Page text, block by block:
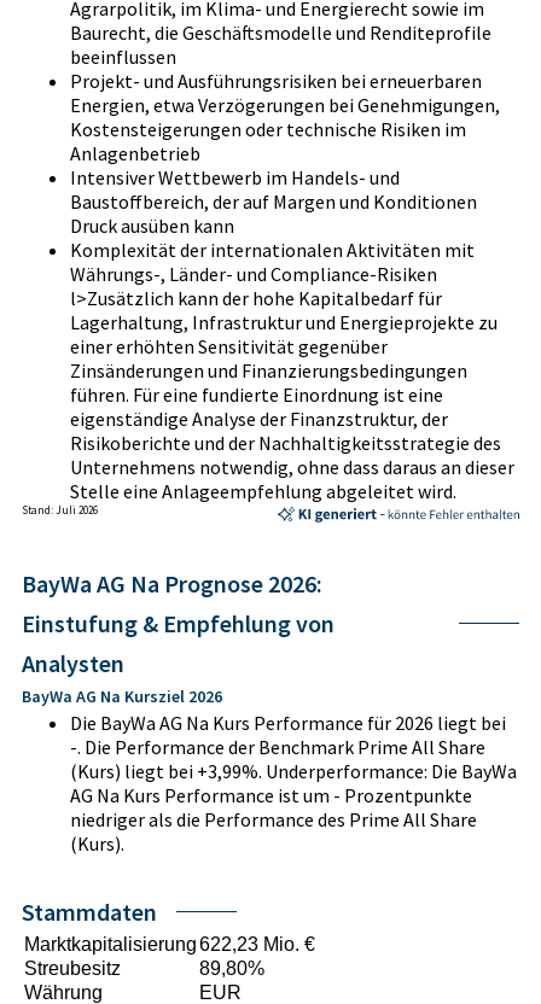
Agrarpolitik, im Klima- und Energierecht sowie im
Baurecht, die Geschäftsmodelle und Renditeprofile
beeinflussen
Projekt- und Ausführungsrisiken bei erneuerbaren
Energien, etwa Verzögerungen bei Genehmigungen,
Kostensteigerungen oder technische Risiken im
Anlagenbetrieb
Intensiver Wettbewerb im Handels- und
Baustoffbereich, der auf Margen und Konditionen
Druck ausüben kann
Komplexität der internationalen Aktivitäten mit
Währungs-, Länder- und Compliance-Risiken
l>Zusätzlich kann der hohe Kapitalbedarf für
Lagerhaltung, Infrastruktur und Energieprojekte zu
einer erhöhten Sensitivität gegenüber
Zinsänderungen und Finanzierungsbedingungen
führen. Für eine fundierte Einordnung ist eine
eigenständige Analyse der Finanzstruktur, der
Risikoberichte und der Nachhaltigkeitsstrategie des
Unternehmens notwendig, ohne dass daraus an dieser
Stelle eine Anlageempfehlung abgeleitet wird.
Stand: Juli 2026
BayWa AG Na Prognose 2026:
Einstufung & Empfehlung von
Analysten
BayWa AG Na Kursziel 2026
Die BayWa AG Na Kurs Performance für 2026 liegt bei
-. Die Performance der Benchmark Prime All Share
(Kurs) liegt bei +3,99%. Underperformance: Die BayWa
AG Na Kurs Performance ist um - Prozentpunkte
niedriger als die Performance des Prime All Share
(Kurs).
Stammdaten
Marktkapitalisierung622,23 Mio. €
Streubesitz
89,80%
Währung
EUR